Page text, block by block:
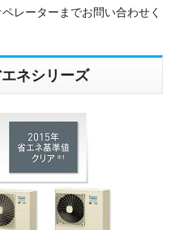
レーターまでお問い合わせく
ネシリーズ